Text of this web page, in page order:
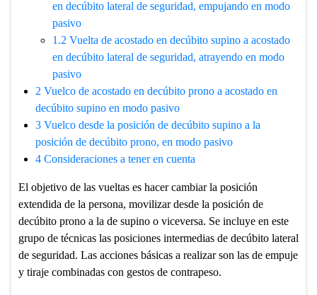
en decúbito lateral de seguridad, empujando en modo
pasivo
1.2 Vuelta de acostado en decúbito supino a acostado
en decúbito lateral de seguridad, atrayendo en modo
pasivo
2 Vuelco de acostado en decúbito prono a acostado en
decúbito supino en modo pasivo
3Vuelco desde la posición de decúbito supino a la
posición de decúbito prono, en modo pasivo
4Consideraciones a tener en cuenta
El objetivo de las vueltas es hacer cambiar la posición
extendida de la persona, movilizar desde la posición de
decúbito prono a la de supino o viceversa. Se incluye en este
grupo de técnicas las posiciones intermedias de decúbito lateral
de seguridad. Las acciones básicas a realizar son las de empuje
y tiraje combinadas con gestos de contrapeso.